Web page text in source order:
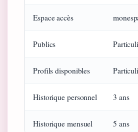
Espace accès
Publics
Profils disponibles
Historique personnel 3 ans
Historique mensuel 5 ans